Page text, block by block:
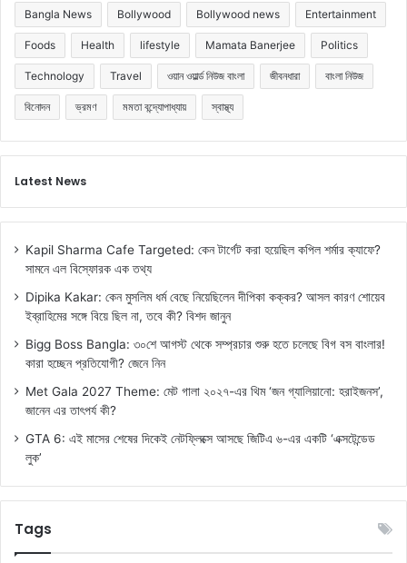
Bangla News Bollywood Bollywood news Entertainment
Foods Health lifestyle Mamata Banerjee Politics
Technology Travel ওয়ান ওয়ার্ল্ড নিউজ বাংলা জীবনধারা বাংলা নিউজ
বিনোদন ভ্রমণ মমতা বন্দ্যোপাধ্যায় স্বাস্থ্য
Latest News
Kapil Sharma Cafe Targeted: কেন টার্গেট করা হয়েছিল কপিল শর্মার ক্যাফে?
সামনে এল বিস্ফোরক এক তথ্য
Dipika Kakar: কেন মুসলিম ধর্ম বেছে নিয়েছিলেন দীপিকা কক্কর? আসল কারণ শোয়েব
ইব্রাহিমের সঙ্গে বিয়ে ছিল না, তবে কী? বিশদ জানুন
Bigg Boss Bangla: ৩০শে আগস্ট থেকে সম্প্রচার শুরু হতে চলেছে বিগ বস বাংলার!
কারা হচ্ছেন প্রতিযোগী? জেনে নিন
Met Gala 2027 Theme: মেট গালা ২০২৭-এর থিম ‘জন গ্যালিয়ানো: হরাইজনস’,
জানেন এর তাৎপর্য কী?
GTA 6: এই মাসের শেষের দিকেই নেটফ্লিক্সে আসছে জিটিএ ৬-এর একটি ‘এক্সটেন্ডেড
লুক’
Tags